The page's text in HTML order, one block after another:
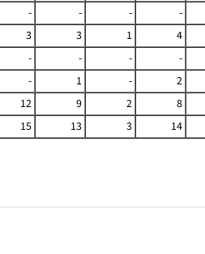
- - -
-
3 3 1
4
- - -
-
- 1 -
2
12 9 2
8
15 13 3 14